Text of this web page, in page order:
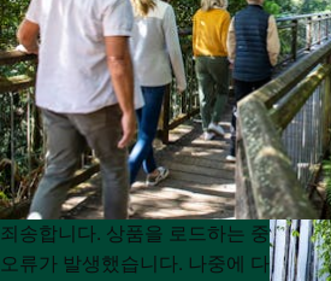
Product
List
Product
List
죄송합니다. 상품을 로드하는 중
오류가 발생했습니다. 나중에 다